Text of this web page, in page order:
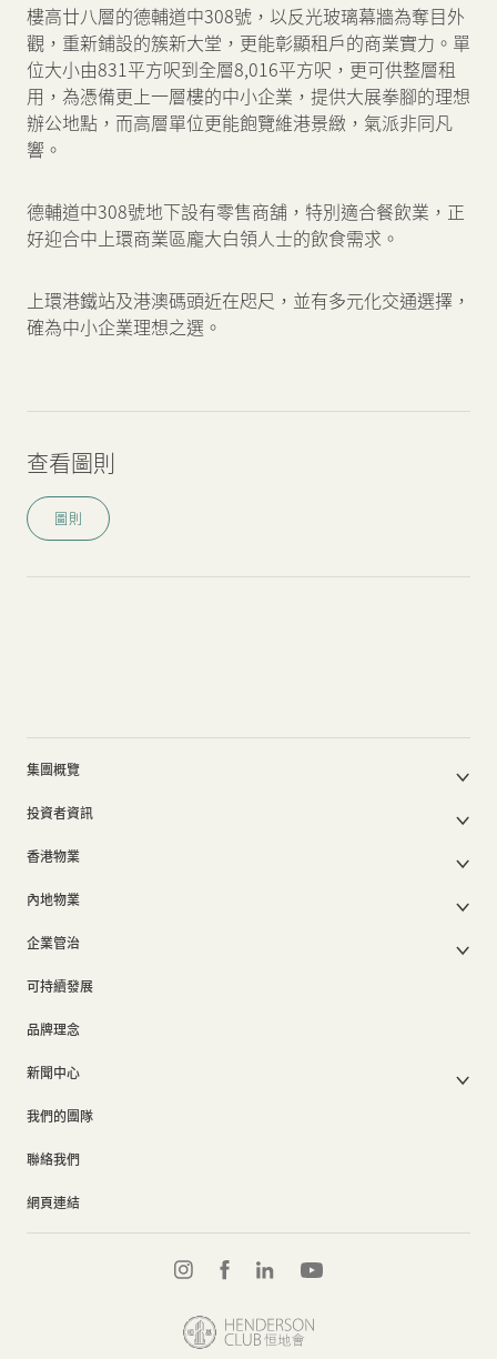
樓高廿八層的德輔道中308號，以反光玻璃幕牆為奪目外
觀，重新鋪設的簇新大堂，更能彰顯租戶的商業實力。單
位大小由831平方呎到全層8,016平方呎，更可供整層租
用，為憑備更上一層樓的中小企業，提供大展拳腳的理想
辦公地點，而高層單位更能飽覽維港景緻，氣派非同凡
響。
德輔道中308號地下設有零售商舖，特別適合餐飲業，正
好迎合中上環商業區龐大白領人士的飲食需求。
上環港鐵站及港澳碼頭近在咫尺，並有多元化交通選擇，
確為中小企業理想之選。
查看圖則
圖則
集團概覽
集團架構
我們的創辦人
50周年
內地業務
物業相關業務
獎項及榮譽
投資者資訊
股東週年大會文件
中期報告/年報及可持續發展報告
以電子方式發布公司通訊之安排
證券變動報表
香港物業
其他物業
香港出租物業
內地物業
內地出租物業
過去主要發展項目
企業管治
集團政策
可持續發展
品牌理念
新聞中心
集團消息
我們的團隊
聯絡我們
網頁連結